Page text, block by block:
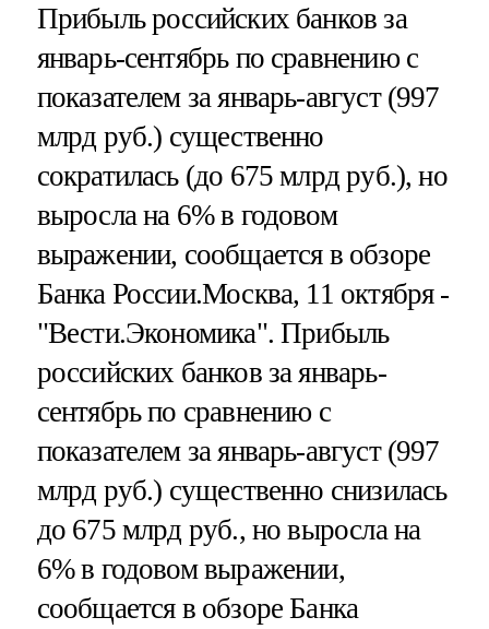
Прибыль российских банков за
январь-сентябрь по сравнению с
показателем за январь-август (997
млрд руб.) существенно
сократилась (до 675 млрд руб.), но
выросла на 6% в годовом
выражении, сообщается в обзоре
Банка России.Москва, 11 октября -
"Вести.Экономика".Прибыль
российских банков за январь-
сентябрь по сравнению с
показателем за январь-август (997
млрд руб.) существенно снизилась
до 675 млрд руб., но выросла на
6% в годовом выражении,
сообщается в обзоре Банка